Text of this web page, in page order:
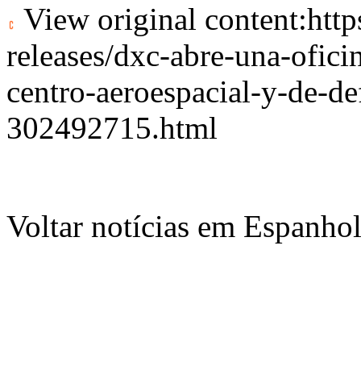
View original content:
releases/dxc-abre-una-
centro-aeroespacial-y-de-
302492715.html
Voltar notícias em Espanhol